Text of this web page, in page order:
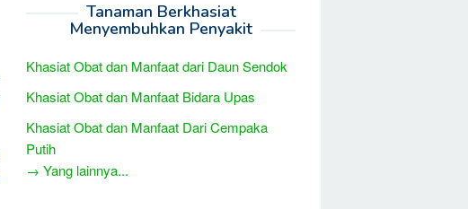
Tanaman Berkhasiat
Menyembuhkan Penyakit
Khasiat Obat dan Manfaat dari Daun Sendok
Khasiat Obat dan Manfaat Bidara Upas
Khasiat Obat dan Manfaat Dari Cempaka
Putih
→ Yang lainnya...